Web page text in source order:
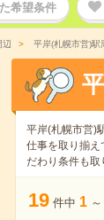
希望条件
辺 平岸(札幌市営)駅
平岸(札幌市営)
仕事を取り揃え
だわり条件も取
19 件中 1 ～